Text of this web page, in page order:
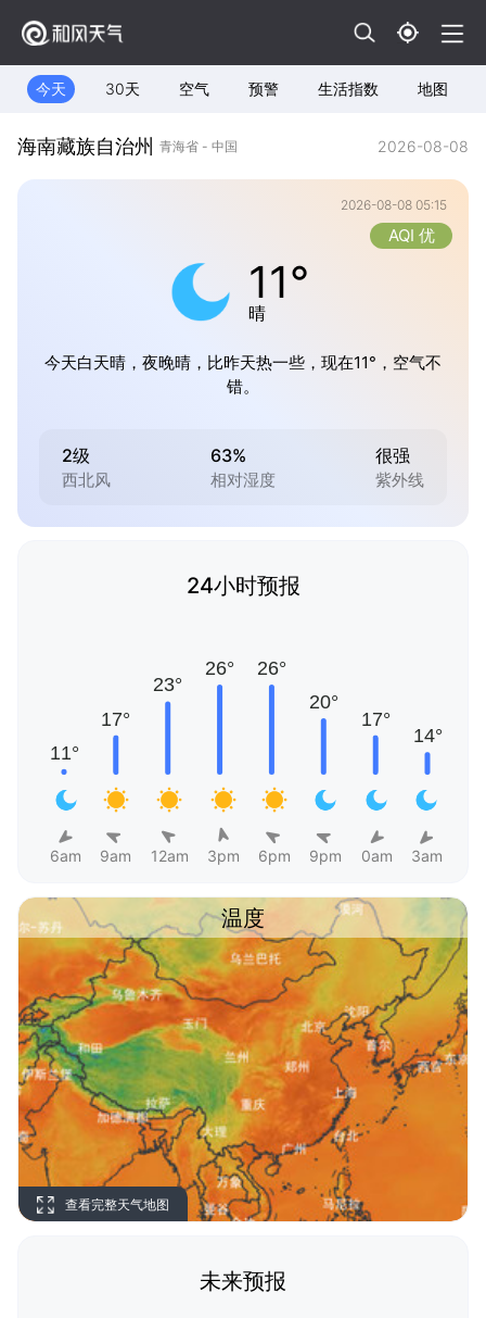
今天 30天 空气 预警 生活指数 地图
海南藏族自治州 青海省 - 中国 2026-08-08
2026-08-08 05:15
11°
晴
AQI 优
今天白天晴，夜晚晴，比昨天热一些，现在11°，空气不
错。
2级
西北风
63%
相对湿度
很强
紫外线
24小时预报
6am 9am 12am 3pm 6pm 9pm 0am 3am
温度
查看完整天气地图
未来预报